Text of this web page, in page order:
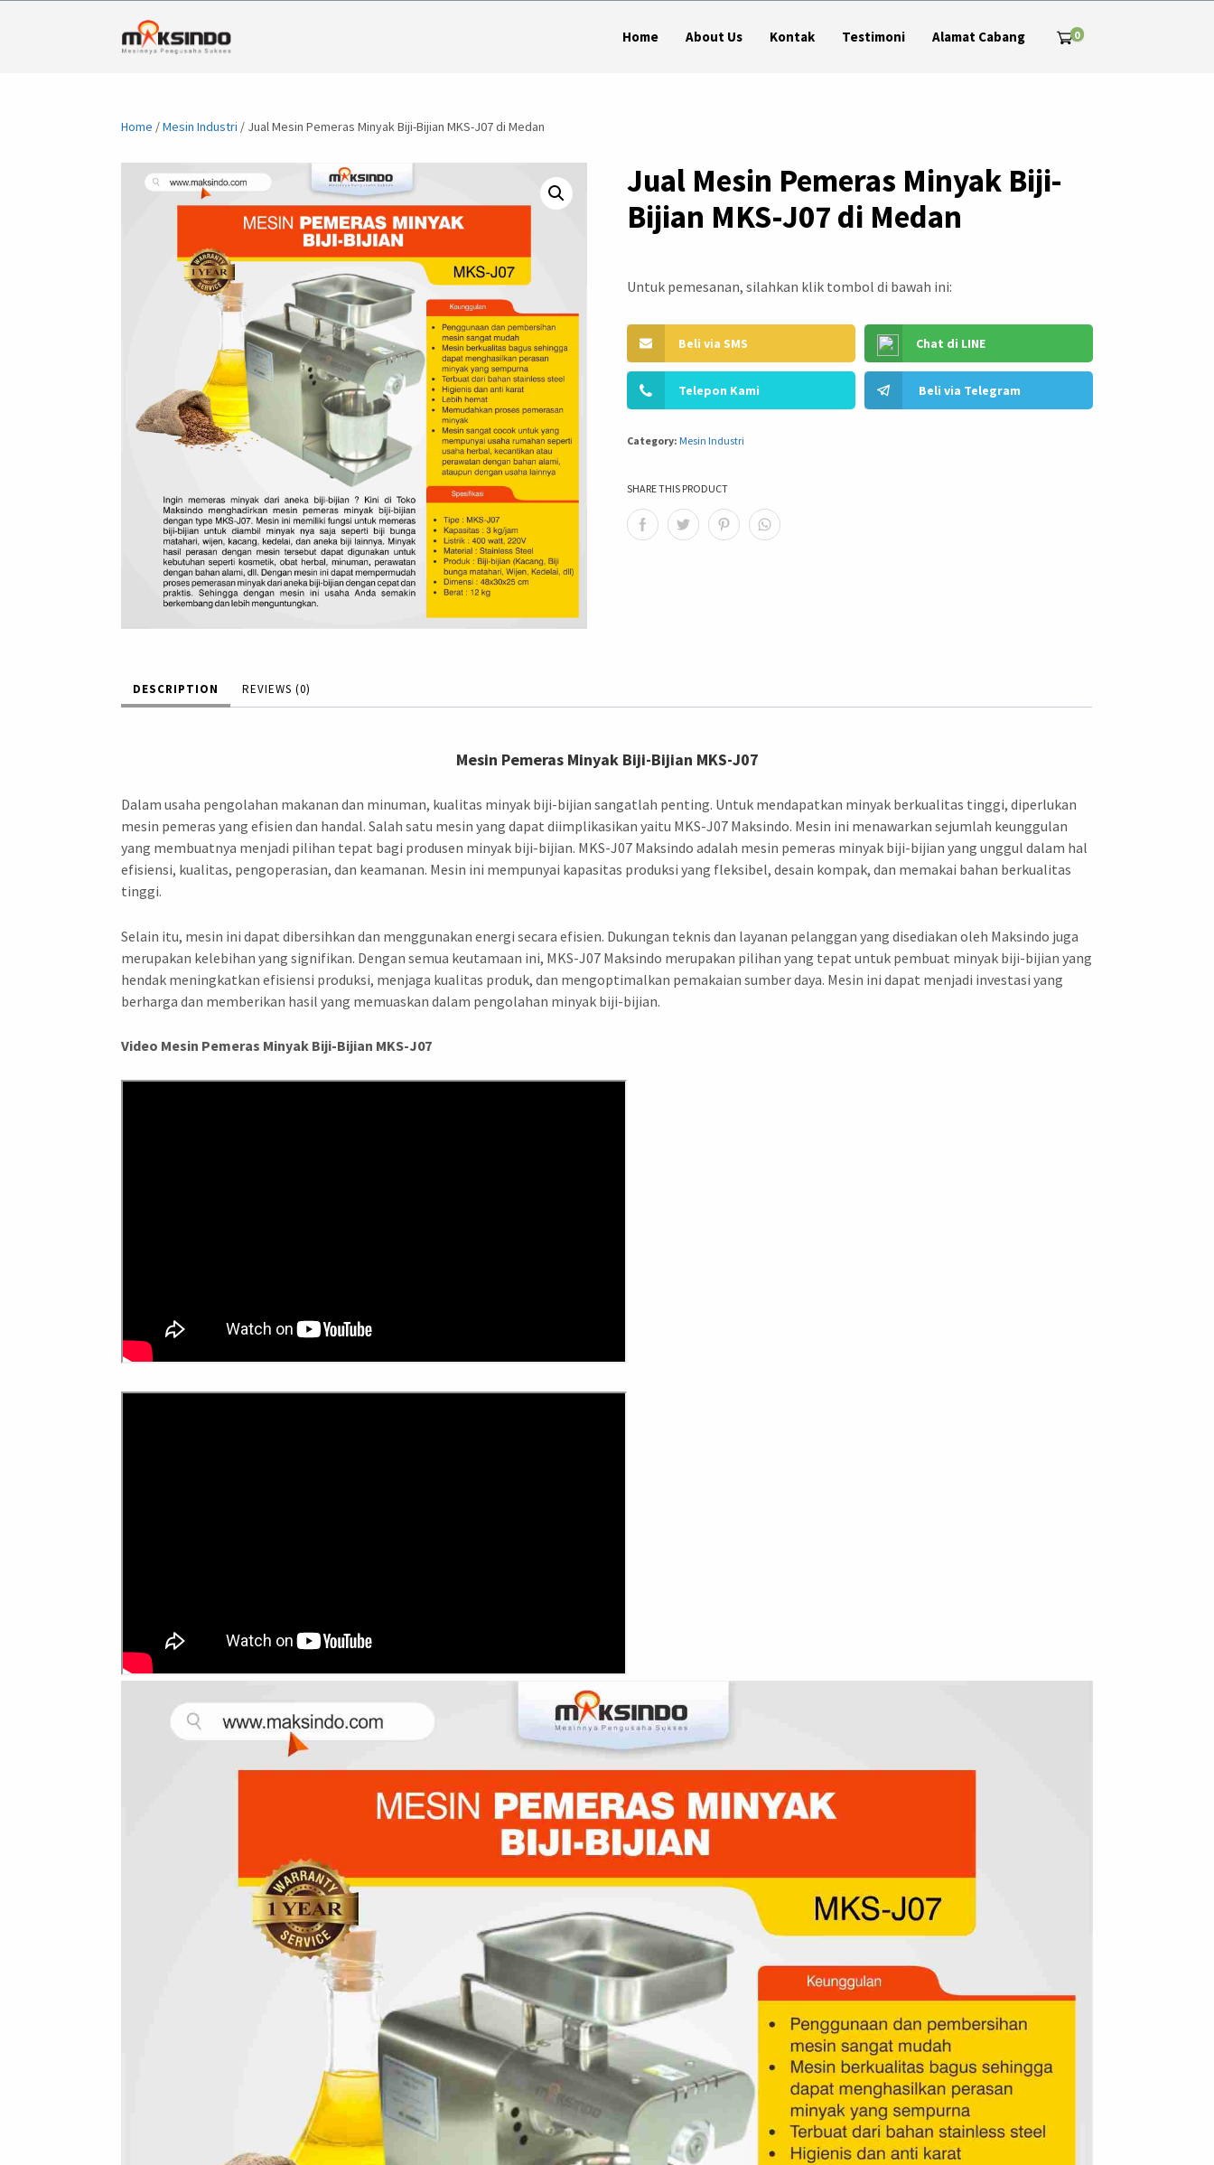
Home About Us Kontak Testimoni Alamat Cabang 0
Home /Mesin Industri / Jual Mesin Pemeras Minyak Biji-Bijian MKS-J07 di Medan
Jual Mesin Pemeras Minyak Biji-
Bijian MKS-J07 di Medan
Untuk pemesanan, silahkan klik tombol di bawah ini:
Beli via SMS Chat di LINE
Telepon Kami Beli via Telegram
Category: Mesin Industri
SHARE THIS PRODUCT
DESCRIPTION REVIEWS (0)
Mesin Pemeras Minyak Biji-Bijian MKS-J07
Dalam usaha pengolahan makanan dan minuman, kualitas minyak biji-bijian sangatlah penting. Untuk mendapatkan minyak berkualitas tinggi, diperlukan
mesin pemeras yang efisien dan handal. Salah satu mesin yang dapat diimplikasikan yaitu MKS-J07 Maksindo. Mesin ini menawarkan sejumlah keunggulan
yang membuatnya menjadi pilihan tepat bagi produsen minyak biji-bijian. MKS-J07 Maksindo adalah mesin pemeras minyak biji-bijian yang unggul dalam hal
efisiensi, kualitas, pengoperasian, dan keamanan. Mesin ini mempunyai kapasitas produksi yang fleksibel, desain kompak, dan memakai bahan berkualitas
tinggi.
Selain itu, mesin ini dapat dibersihkan dan menggunakan energi secara efisien. Dukungan teknis dan layanan pelanggan yang disediakan oleh Maksindo juga
merupakan kelebihan yang signifikan. Dengan semua keutamaan ini, MKS-J07 Maksindo merupakan pilihan yang tepat untuk pembuat minyak biji-bijian yang
hendak meningkatkan efisiensi produksi, menjaga kualitas produk, dan mengoptimalkan pemakaian sumber daya. Mesin ini dapat menjadi investasi yang
berharga dan memberikan hasil yang memuaskan dalam pengolahan minyak biji-bijian.
Video Mesin Pemeras Minyak Biji-Bijian MKS-J07